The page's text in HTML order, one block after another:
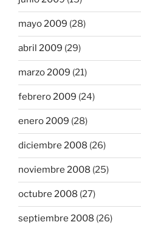
mayo 2009 (28)
abril 2009 (29)
marzo 2009 (21)
febrero 2009 (24)
enero 2009 (28)
diciembre 2008 (26)
noviembre 2008 (25)
octubre 2008 (27)
septiembre 2008 (26)